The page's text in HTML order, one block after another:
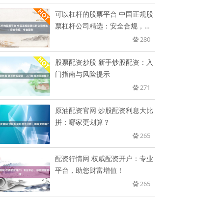
可以杠杆的股票平台 中国正规股
票杠杆公司精选：安全合规，专
280
股票配资炒股 新手炒股配资：入
门指南与风险提示
271
原油配资官网 炒股配资利息大比
拼：哪家更划算？
265
配资行情网 权威配资开户：专业
平台，助您财富增值！
265